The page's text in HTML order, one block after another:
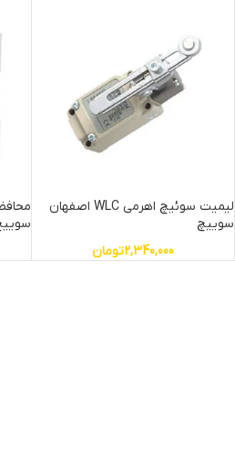
لیمیت سوئیچ اهرمی WLC اصفهان
سوییچ
2,340,000تومان